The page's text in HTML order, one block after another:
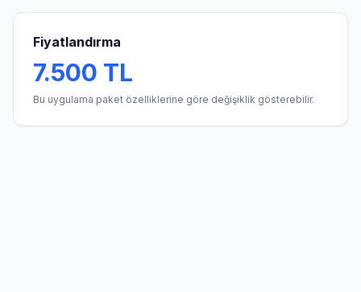
Fiyatlandırma
7.500 TL
Bu uygulama paket özelliklerine göre değişiklik gösterebilir.